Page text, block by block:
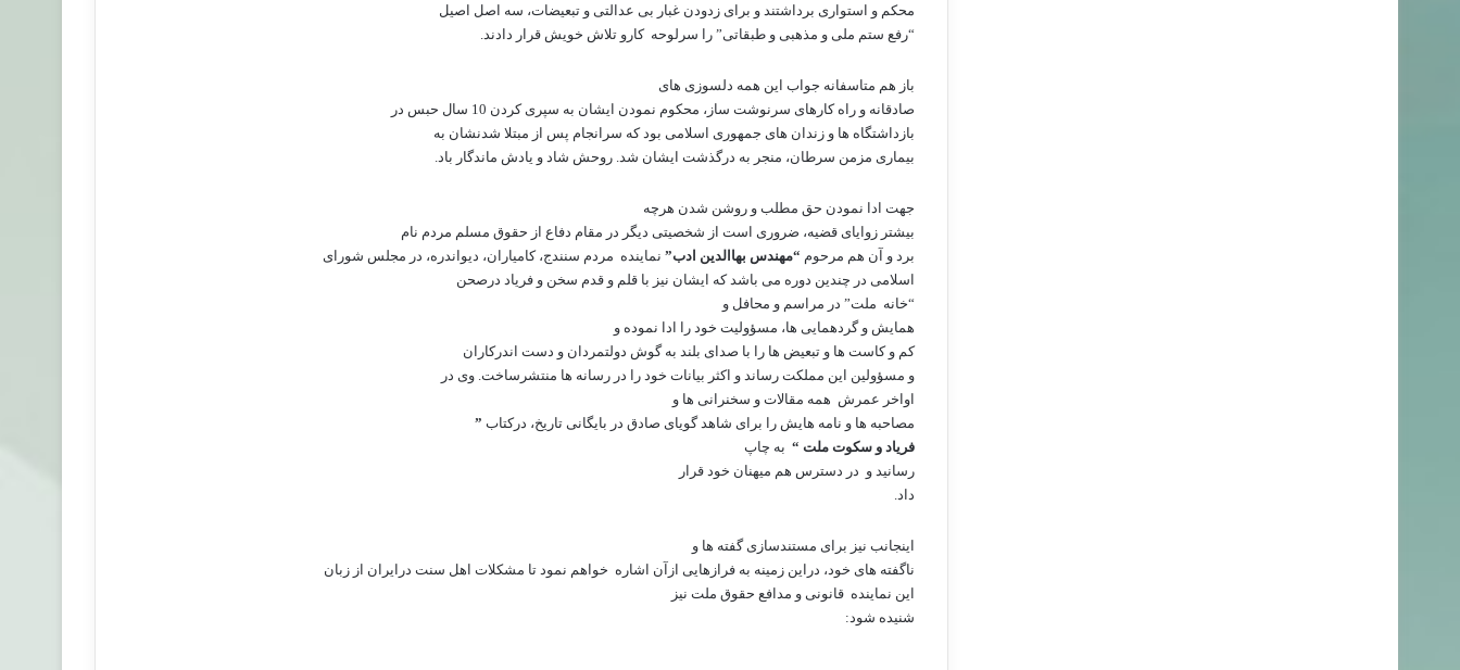
محکم و استواری برداشتند و برای زدودن غبار بی عدالتی و تبعیضات، سه اصل اصیل
“رفع ستم ملی و مذهبی و طبقاتی” را سرلوحه کارو تلاش خویش قرار دادند.
باز هم متاسفانه جواب این همه دلسوزی های
صادقانه و راه کارهای سرنوشت ساز، محکوم نمودن ایشان به سپری کردن 10 سال حبس در
بازداشتگاه ها و زندان های جمهوری اسلامی بود که سرانجام پس از مبتلا شدنشان به
بیماری مزمن سرطان، منجر به درگذشت ایشان شد. روحش شاد و یادش ماندگار باد.
جهت ادا نمودن حق مطلب و روشن شدن هرچه
بیشتر زوایای قضیه، ضروری است از شخصیتی دیگر در مقام دفاع از حقوق مسلم مردم نام
برد و آن هم مرحوم “مهندس بهاالدین ادب” نماینده مردم سنندج، کامیاران، دیواندره، در مجلس شورای
اسلامی در چندین دوره می باشد که ایشان نیز با قلم و قدم سخن و فریاد درصحن
“خانه ملت” در مراسم و محافل و
همایش و گردهمایی ها، مسؤولیت خود را ادا نموده و
کم و کاست ها و تبعیض ها را با صدای بلند به گوش دولتمردان و دست اندرکاران
و مسؤولین این مملکت رساند و اکثر بیانات خود را در رسانه ها منتشرساخت. وی در
اواخر عمرش همه مقالات و سخنرانی ها و
مصاحبه ها و نامه هایش را برای شاهد گویای صادق در بایگانی تاریخ، درکتاب ”
فریاد و سکوت ملت “ به چاپ
رسانید و در دسترس هم میهنان خود قرار
داد.
اینجانب نیز برای مستندسازی گفته ها و
ناگفته های خود، دراین زمینه به فرازهایی ازآن اشاره خواهم نمود تا مشکلات اهل سنت درایران از زبان
این نماینده قانونی و مدافع حقوق ملت نیز
شنیده شود: